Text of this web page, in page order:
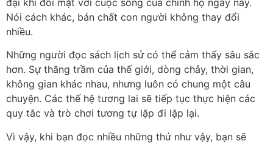
Nói cách khác, bản chất con người không thay đổi
nhiều.
Những người đọc sách lịch sử có thể cảm thấy sâu sắc
hơn. Sự thăng trầm của thế giới, dòng chảy, thời gian,
không gian khác nhau, nhưng luôn có chung một câu
chuyện. Các thế hệ tương lai sẽ tiếp tục thực hiện các
quy tắc và trò chơi tương tự lặp đi lặp lại.
Vì vậy, khi bạn đọc nhiều những thứ như vậy, bạn sẽ